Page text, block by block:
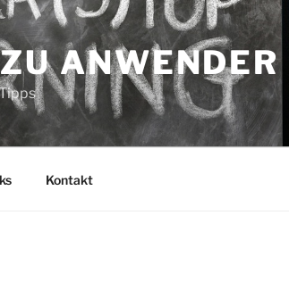
ANWENDER
Kontakt